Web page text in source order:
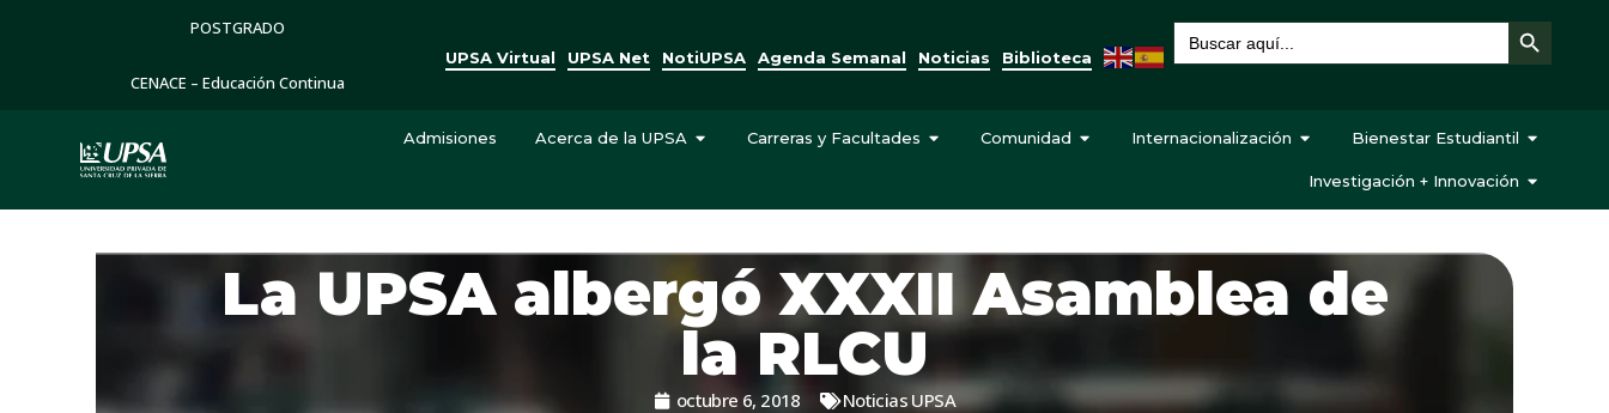
POSTGRADO
CENACE – Educación Continua
UPSA Virtual UPSA Net NotiUPSA Agenda Semanal Noticias Biblioteca
Buscar: Botón de búsqueda
Admisiones Acerca de la UPSA Carreras y Facultades Comunidad Internacionalización Bienestar Estudiantil
Investigación + Innovación
La UPSA albergó XXXII Asamblea de
la RLCU
octubre 6, 2018 Noticias UPSA